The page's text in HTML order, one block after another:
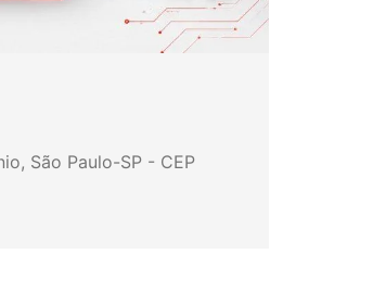
São Paulo-SP - CEP